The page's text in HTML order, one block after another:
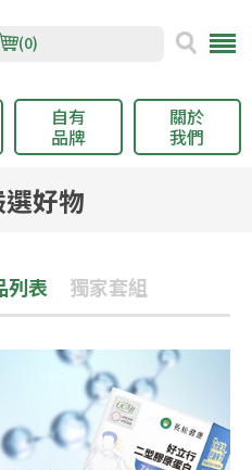
(0)
自有
品牌
關於
我們
好物
列表 獨家套組